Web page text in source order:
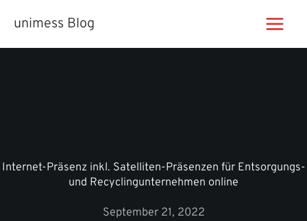
Inhaltunimess Blog
Internet-Präsenz inkl. Satelliten-Präsenzen für Entsorgungs-
und Recyclingunternehmen online
September 21, 2022